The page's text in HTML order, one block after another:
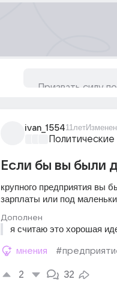
ivan_155411лет
Если бы вы были
крупного предприятия вы
зарплаты или под
Дополнен
я считаю это хорошая
мнения
2 32